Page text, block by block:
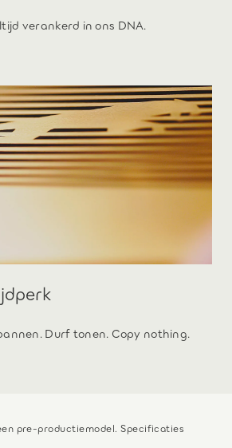
verankerd in ons DNA.
Durf tonen. Copy nothing.
pre-productiemodel. Specificaties